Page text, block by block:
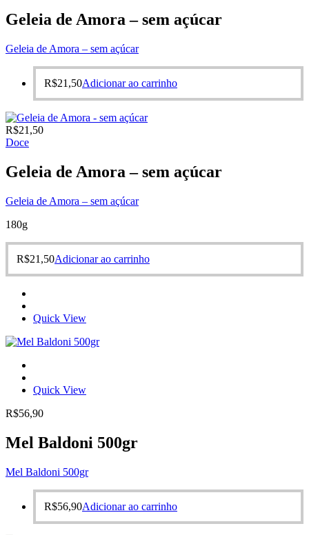
Geleia de Amora – sem açúcar
Geleia de Amora – sem açúcar
R$21,50Adicionar ao carrinho
R$21,50
Doce
Geleia de Amora – sem açúcar
Geleia de Amora – sem açúcar
180g
R$21,50Adicionar ao carrinho
Quick View
Quick View
R$56,90
Mel Baldoni 500gr
Mel Baldoni 500gr
R$56,90Adicionar ao carrinho